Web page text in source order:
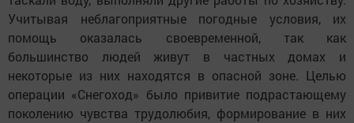
Учитывая неблагоприятные погодные условия, их
помощь оказалась своевременной, так как
большинство людей живут в частных домах и
некоторые из них находятся в опасной зоне. Целью
операции «Снегоход» было привитие подрастающему
поколению чувства трудолюбия, формирование в них